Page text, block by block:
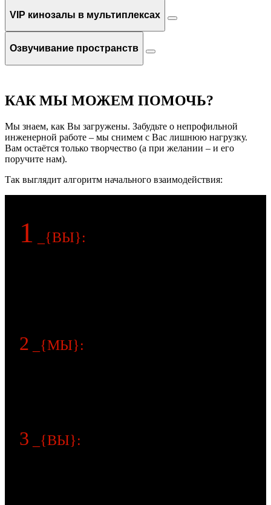
VIP кинозалы в мультиплексах
Озвучивание пространств
КАК МЫ МОЖЕМ ПОМОЧЬ?
Мы знаем, как Вы загружены. Забудьте о непрофильной
инженерной работе – мы снимем с Вас лишнюю нагрузку.
Вам остаётся только творчество (а при желании – и его
поручите нам).
Так выглядит алгоритм начального взаимодействия:
1 _{ВЫ}:
2 _{МЫ}:
3 _{ВЫ}: